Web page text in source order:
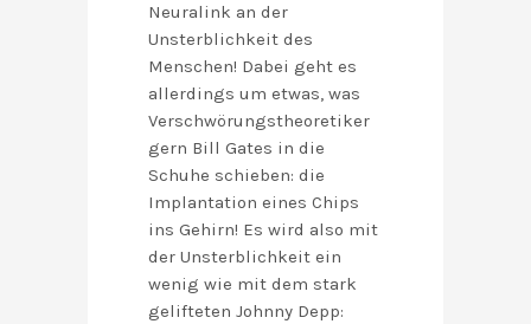
Neuralink an der
Unsterblichkeit des
Menschen! Dabei geht es
allerdings um etwas, was
Verschwörungstheoretiker
gern Bill Gates in die
Schuhe schieben: die
Implantation eines Chips
ins Gehirn! Es wird also mit
der Unsterblichkeit ein
wenig wie mit dem stark
gelifteten Johnny Depp: